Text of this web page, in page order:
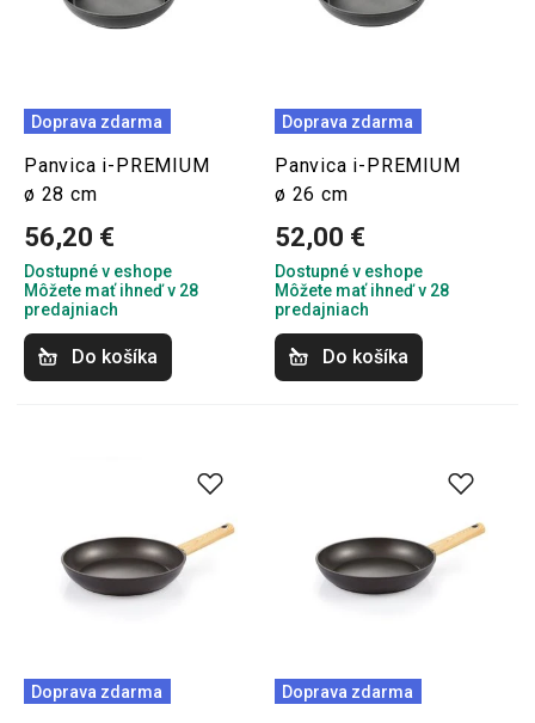
Doprava zdarma
Panvica i-PREMIUM
ø 28 cm
56,20 €
Dostupné v eshope
Môžete mať ihneď v 28
predajniach
Do košíka
Doprava zdarma
Panvica i-PREMIUM
ø 26 cm
52,00 €
Dostupné v eshope
Môžete mať ihneď v 28
predajniach
Do košíka
Doprava zdarma Doprava zdarma